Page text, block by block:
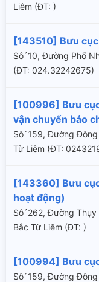
Liêm (ÐT: )
[143510] Bưu
Sô´10, Đường Phố
(ÐT: 024.32242675)
[100996] Bưu
vận chuyển báo
Sô´159, Đường
Từ Liêm (ÐT:
[143360] Bưu
hoạt động)
Sô´262, Đường
Bắc Từ Liêm (ÐT: )
[100994] Bưu
Sô´159, Đường